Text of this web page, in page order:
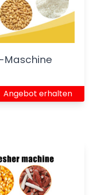
Angebot erhalten